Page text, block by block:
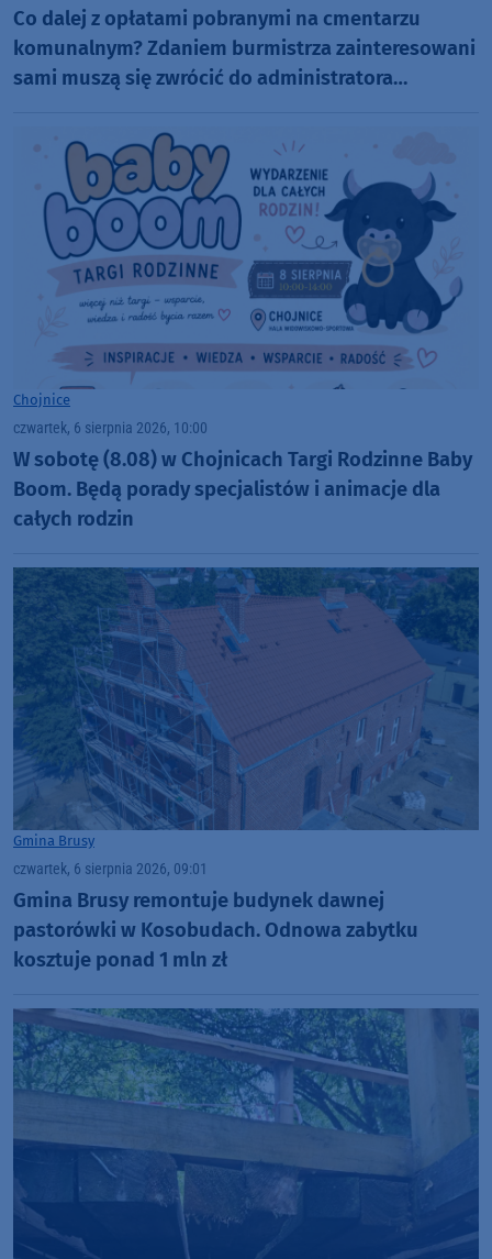
Co dalej z opłatami pobranymi na cmentarzu
komunalnym? Zdaniem burmistrza zainteresowani
sami muszą się zwrócić do administratora
Chojnice
czwartek, 6 sierpnia 2026, 10:00
W sobotę (8.08) w Chojnicach Targi Rodzinne Baby
Boom. Będą porady specjalistów i animacje dla
całych rodzin
Gmina Brusy
czwartek, 6 sierpnia 2026, 09:01
Gmina Brusy remontuje budynek dawnej
pastorówki w Kosobudach. Odnowa zabytku
kosztuje ponad 1 mln zł